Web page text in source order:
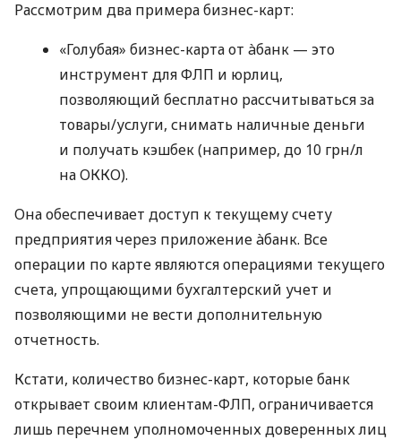
Рассмотрим два примера бизнес-карт:
«Голубая» бизнес-карта от àбанк — это
инструмент для ФЛП и юрлиц,
позволяющий бесплатно рассчитываться за
товары/услуги, снимать наличные деньги
и получать кэшбек (например, до 10 грн/л
на ОККО).
Она обеспечивает доступ к текущему счету
предприятия через приложение àбанк. Все
операции по карте являются операциями текущего
счета, упрощающими бухгалтерский учет и
позволяющими не вести дополнительную
отчетность.
Кстати, количество бизнес-карт, которые банк
открывает своим клиентам-ФЛП, ограничивается
лишь перечнем уполномоченных доверенных лиц